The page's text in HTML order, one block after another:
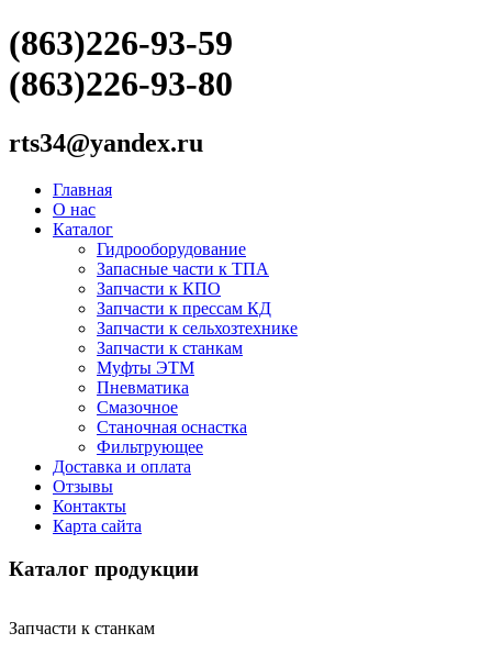
(863)226-93-59
(863)226-93-80
rts34@yandex.ru
Главная
О нас
Каталог
Гидрооборудование
Запасные части к ТПА
Запчасти к КПО
Запчасти к прессам КД
Запчасти к сельхозтехнике
Запчасти к станкам
Муфты ЭТМ
Пневматика
Смазочное
Станочная оснастка
Фильтрующее
Доставка и оплата
Отзывы
Контакты
Карта сайта
Каталог продукции
Запчасти к станкам